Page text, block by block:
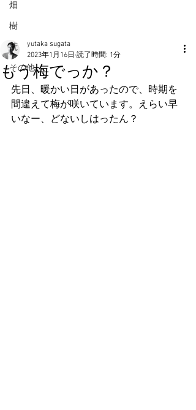
畑
樹
荒
その他
もう梅でっか？
yutaka sugata
2023年1月16日 読了時間: 1分
先日、暖かい日があったので、時期を
間違えて梅が咲いています。えらい早
いなー、どないしはったん？